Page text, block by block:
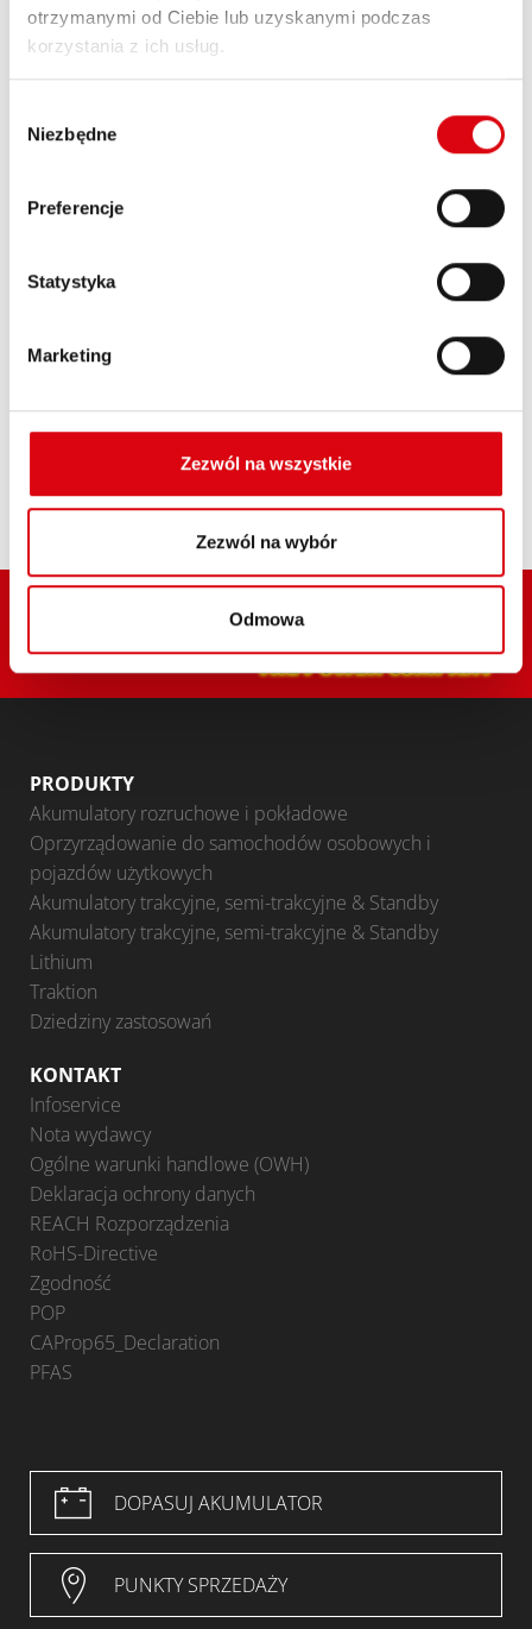
otrzymanymi od Ciebie lub uzyskanymi podczas
korzystania z ich usług.
zgody
Niezbędne
Preferencje
Statystyka
Marketing
Zezwól na wszystkie
Zezwól na wybór
Odmowa
Wyszukiwarka
PRODUKTY
Akumulatory rozruchowe i pokładowe
Oprzyrządowanie do samochodów osobowych i
pojazdów użytkowych
Akumulatory trakcyjne, semi-trakcyjne & Standby
Akumulatory trakcyjne, semi-trakcyjne & Standby
Lithium
Traktion
Dziedziny zastosowań
KONTAKT
Infoservice
Nota wydawcy
Ogólne warunki handlowe (OWH)
Deklaracja ochrony danych
REACH Rozporządzenia
RoHS-Directive
Zgodność
POP
CAProp65_Declaration
PFAS
DOPASUJ AKUMULATOR
PUNKTY SPRZEDAŻY